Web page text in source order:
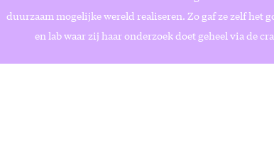
duurzaam mogelijke wereld realiseren. Zo gaf ze zelf het
en lab waar zij haar onderzoek doet geheel via de